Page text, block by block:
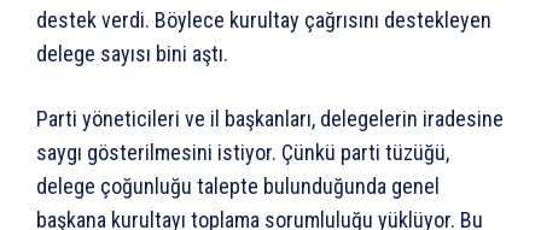
destek verdi. Böylece kurultay çağrısını destekleyen
delege sayısı bini aştı.
Parti yöneticileri ve il başkanları, delegelerin iradesine
saygı gösterilmesini istiyor. Çünkü parti tüzüğü,
delege çoğunluğu talepte bulunduğunda genel
başkana kurultayı toplama sorumluluğu yüklüyor. Bu